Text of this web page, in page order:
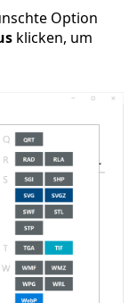
Option
klicken, um